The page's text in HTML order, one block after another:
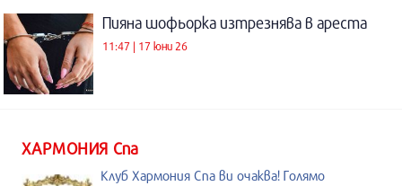
Пияна шофьорка изтрезнява в ареста
11:47 | 17 юни 26
ХАРМОНИЯ Спа
Клуб Хармония Спа ви очаква! Голямо